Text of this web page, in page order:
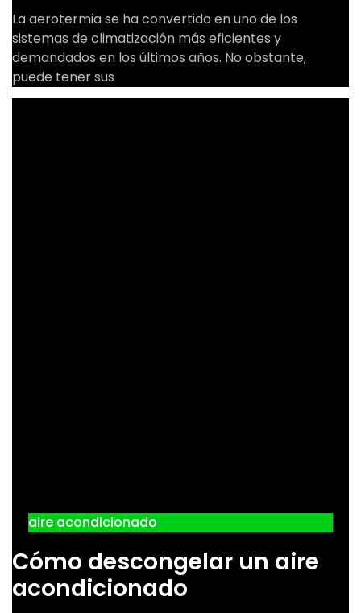
La aerotermia se ha convertido en uno de los
sistemas de climatización más eficientes y
demandados en los últimos años. No obstante,
puede tener sus
aire acondicionado
Cómo descongelar un aire
acondicionado